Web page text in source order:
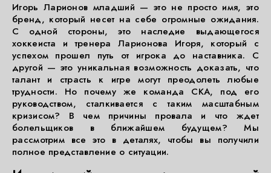
Игорь Ларионов младший — это не просто имя, это
бренд, который несет на себе огромные ожидания.
С одной стороны, это наследие выдающегося
хоккеиста и тренера Ларионова Игоря, который с
успехом прошел путь от игрока до наставника. С
другой — это уникальная возможность доказать, что
талант и страсть к игре могут преодолеть любые
трудности. Но почему же команда СКА, под его
руководством, сталкивается с таким масштабным
кризисом? В чем причины провала и что ждет
болельщиков в ближайшем будущем? Мы
рассмотрим все это в деталях, чтобы вы получили
полное представление о ситуации.